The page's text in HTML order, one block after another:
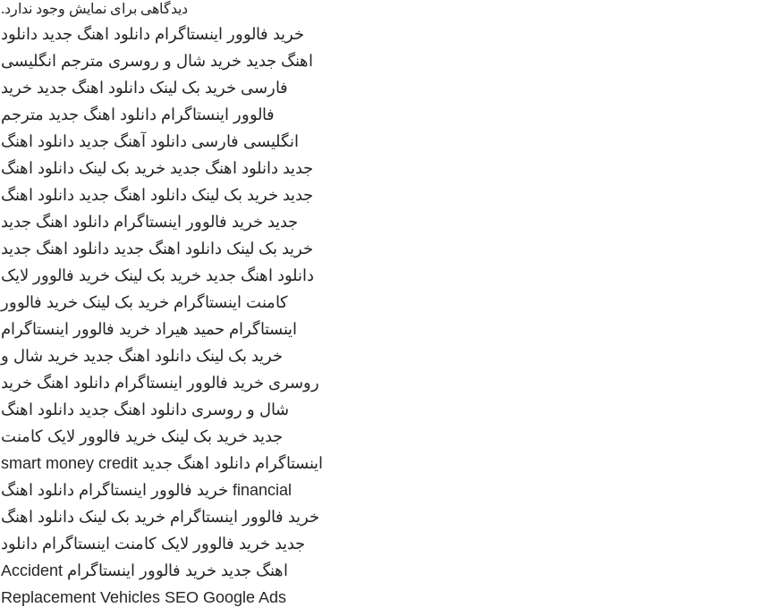
دیدگاهی برای نمایش وجود ندارد.
خرید فالوور اینستاگرام دانلود اهنگ جدید دانلود
اهنگ جدید خرید شال و روسری مترجم انگلیسی
فارسی خرید بک لینک دانلود اهنگ جدید خرید
فالوور اینستاگرام دانلود اهنگ جدید مترجم
انگلیسی فارسی دانلود آهنگ جدید دانلود اهنگ
جدید دانلود اهنگ جدید خرید بک لینک دانلود اهنگ
جدید خرید بک لینک دانلود اهنگ جدید دانلود اهنگ
جدید خرید فالوور اینستاگرام دانلود اهنگ جدید
خرید بک لینک دانلود اهنگ جدید دانلود اهنگ جدید
دانلود اهنگ جدید خرید بک لینک خرید فالوور لایک
کامنت اینستاگرام خرید بک لینک خرید فالوور
اینستاگرام حمید هیراد خرید فالوور اینستاگرام
خرید بک لینک دانلود اهنگ جدید خرید شال و
روسری خرید فالوور اینستاگرام دانلود اهنگ خرید
شال و روسری دانلود اهنگ جدید دانلود اهنگ
جدید خرید بک لینک خرید فالوور لایک کامنت
اینستاگرام دانلود اهنگ جدید smart money credit
financial خرید فالوور اینستاگرام دانلود اهنگ
خرید فالوور اینستاگرام خرید بک لینک دانلود اهنگ
جدید خرید فالوور لایک کامنت اینستاگرام دانلود
اهنگ جدید خرید فالوور اینستاگرام Accident
Replacement Vehicles SEO Google Ads